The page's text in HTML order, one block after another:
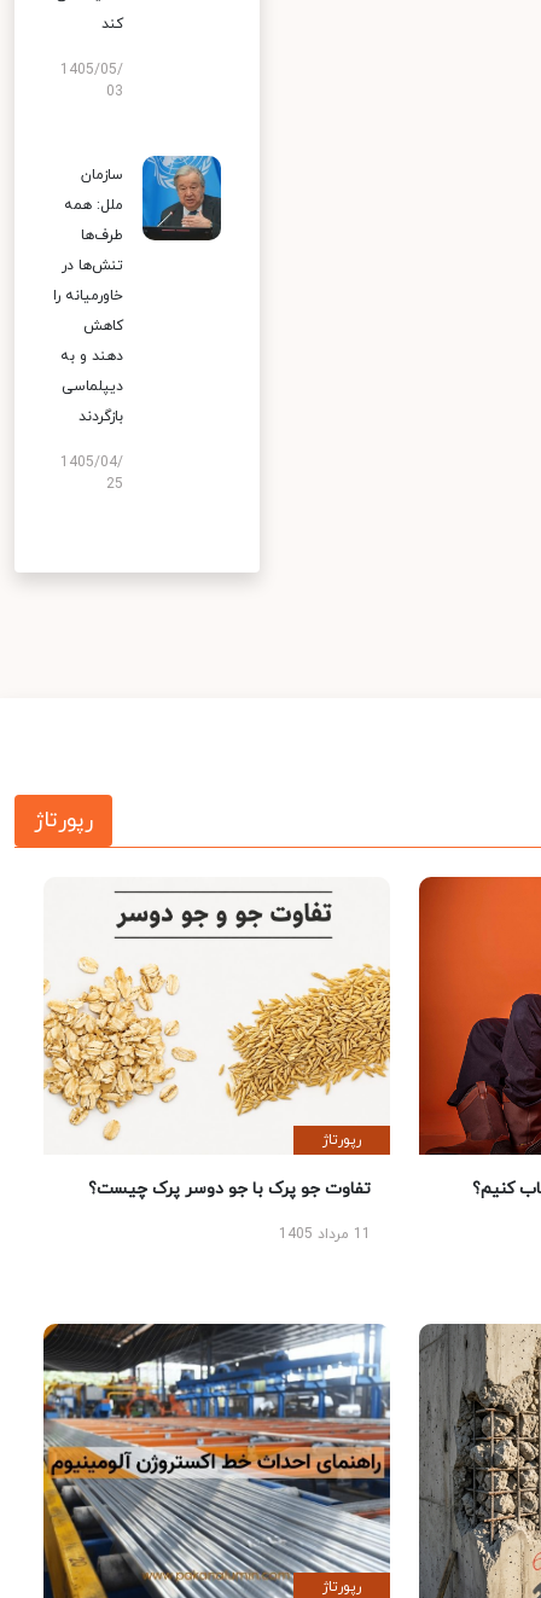
کند
1405/05/
03
سازمان
ملل: همه
طرف‌ها
تنش‌ها در
خاورمیانه را
کاهش
دهند و به
دیپلماسی
بازگردند
1405/04/
25
رپورتاژ
کنیم؟
رپورتاژ
تفاوت جو پرک با جو دوسر پرک چیست؟
رپورتاژ